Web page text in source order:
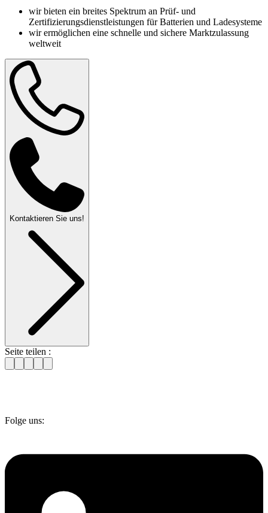
wir bieten ein breites Spektrum an Prüf- und
Zertifizierungsdienstleistungen für Batterien und Ladesysteme
wir ermöglichen eine schnelle und sichere Marktzulassung
weltweit
Kontaktieren Sie uns!
Seite teilen :
Folge uns: